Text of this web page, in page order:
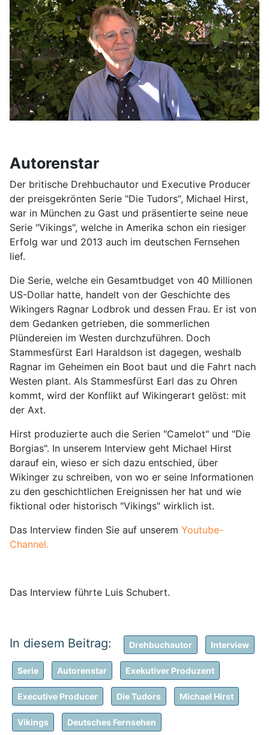
Autorenstar
Der britische Drehbuchautor und Executive Producer
der preisgekrönten Serie "Die Tudors", Michael Hirst,
war in München zu Gast und präsentierte seine neue
Serie "Vikings", welche in Amerika schon ein riesiger
Erfolg war und 2013 auch im deutschen Fernsehen
lief.
Die Serie, welche ein Gesamtbudget von 40 Millionen
US-Dollar hatte, handelt von der Geschichte des
Wikingers Ragnar Lodbrok und dessen Frau. Er ist von
dem Gedanken getrieben, die sommerlichen
Plündereien im Westen durchzuführen. Doch
Stammesfürst Earl Haraldson ist dagegen, weshalb
Ragnar im Geheimen ein Boot baut und die Fahrt nach
Westen plant. Als Stammesfürst Earl das zu Ohren
kommt, wird der Konflikt auf Wikingerart gelöst: mit
der Axt.
Hirst produzierte auch die Serien "Camelot" und "Die
Borgias". In unserem Interview geht Michael Hirst
darauf ein, wieso er sich dazu entschied, über
Wikinger zu schreiben, von wo er seine Informationen
zu den geschichtlichen Ereignissen her hat und wie
fiktional oder historisch "Vikings" wirklich ist.
Das Interview finden Sie auf unserem Youtube-
Channel.
Das Interview führte Luis Schubert.
Drehbuchautor Interview
Serie Autorenstar Exekutiver Produzent
Executive Producer Die Tudors Michael Hirst
Vikings Deutsches Fernsehen